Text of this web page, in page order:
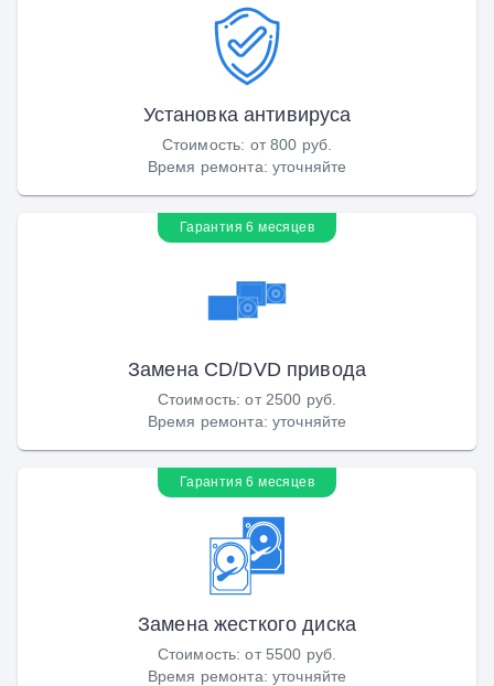
Установка антивируса
Стоимость: от 800 руб.
Время ремонта: уточняйте
Гарантия 6 месяцев
Замена CD/DVD привода
Стоимость:от 2500 руб.
Время ремонта: уточняйте
Гарантия 6 месяцев
Замена жесткого диска
Стоимость:от 5500 руб.
Время ремонта: уточняйте